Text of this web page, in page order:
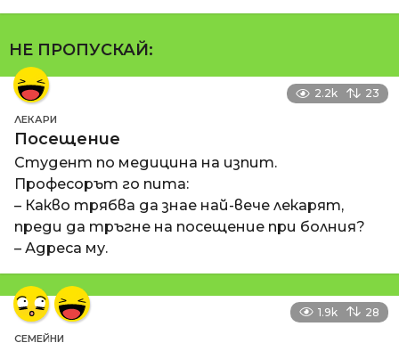
НЕ ПРОПУСКАЙ:
2.2k 23
ЛЕКАРИ
Посещение
Студент по медицина на изпит.
Професорът го пита:
– Какво трябва да знае най-вече лекарят,
преди да тръгне на посещение при болния?
– Адреса му.
1.9k 28
СЕМЕЙНИ